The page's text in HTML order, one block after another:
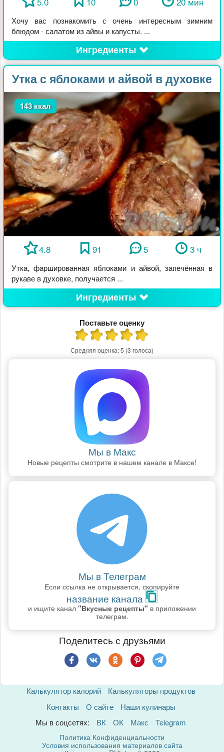
Хочу вас познакомить с очень интересным зимним
блюдом - салатом из айвы и капусты. ...
Ингредиенты
Утка с яблоками и айвой в духовке
143 ккал
4.8 91 5 3 ч
Утка, фаршированная яблоками и айвой, запечённая в
рукаве в духовке, получается ...
Ингредиенты
Поставьте оценку
Средняя оценка:5 (3 голоса)
Мы в Макс
Новые рецепты смотрите в нашем канале в Максе!
Мы в Телеграм
Если ссылка не открывается, скопируйте
название канала
и ищите канал "Вкусные рецепты" в приложении
телеграм.
Поделитесь с друзьями
Калькулятор калорий
Калькуляторы продуктов
Контакты
О сайте
Наши кулинары
Мы в соцсетях:
ВК ОК Макс Telegram
Политика Конфиденциальности
Условия использования материалов сайта